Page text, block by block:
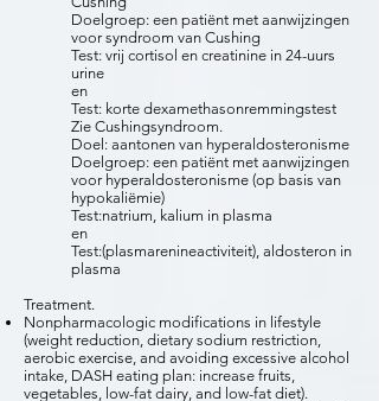
Doelgroep: een patiënt met aanwijzingen
voor syndroom van Cushing
Test: vrij cortisol en creatinine in 24-uurs
urine
en
Test: korte dexamethasonremmingstest
Zie Cushingsyndroom.
Doel: aantonen van hyperaldosteronisme
Doelgroep: een patiënt met aanwijzingen
voor hyperaldosteronisme (op basis van
hypokaliëmie)
Test:natrium, kalium in plasma
en
Test:(plasmarenineactiviteit), aldosteron in
plasma
Treatment.
Nonpharmacologic modifications in lifestyle
(weight reduction, dietary sodium restriction,
aerobic exercise, and avoiding excessive alcohol
intake, DASH eating plan: increase fruits,
vegetables, low-fat dairy, and low-fat diet).